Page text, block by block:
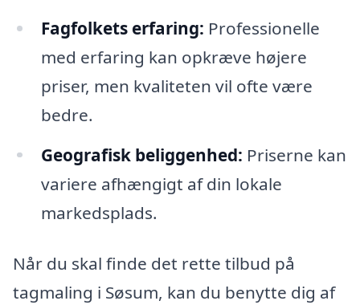
Fagfolkets erfaring: Professionelle
med erfaring kan opkræve højere
priser, men kvaliteten vil ofte være
bedre.
Geografisk beliggenhed: Priserne kan
variere afhængigt af din lokale
markedsplads.
Når du skal finde det rette tilbud på
tagmaling i Søsum, kan du benytte dig af